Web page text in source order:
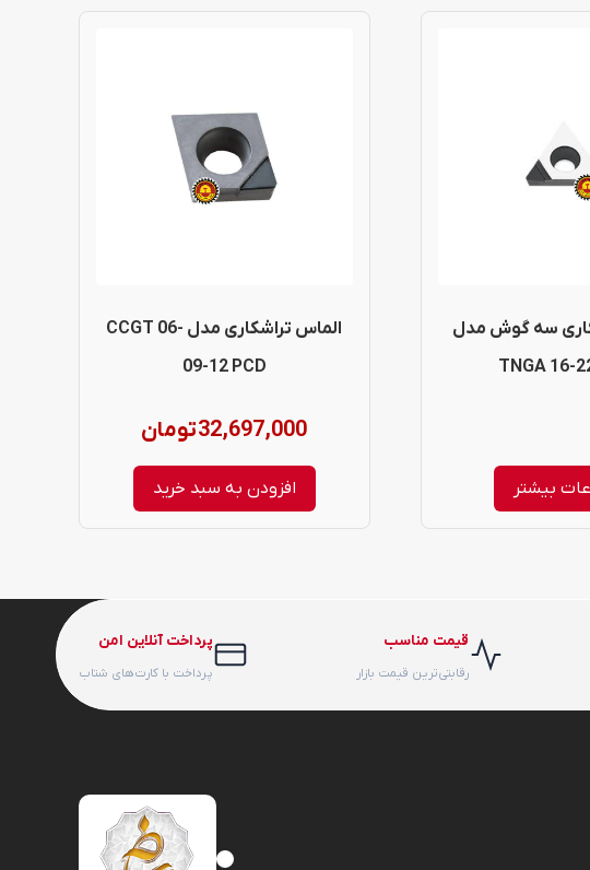
سه گوش مدل
TNGA 16-
بیشتر
الماس تراشکاری مدل CCGT 06-
09-12 PCD
32,697,000تومان
افزودن به سبد خرید
قیمت مناسب
رقابتی‌ترین قیمت بازار
پرداخت آنلاین امن
پرداخت با کارت‌های شتاب